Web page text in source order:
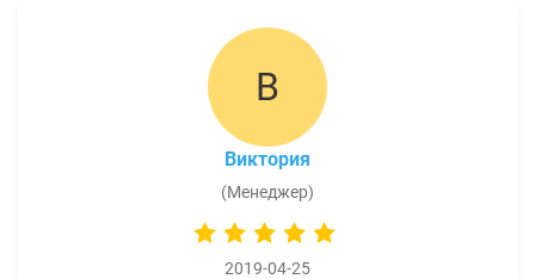
В
Виктория
(Менеджер)
2019-04-25